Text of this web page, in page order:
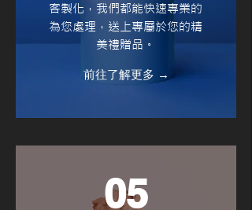
客製化，我們都能快速專業的
為您處理，送上專屬於您的精
美禮贈品。
前往了解更多 →
05